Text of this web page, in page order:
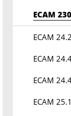
ECAM
ECAM
ECAM
ECAM
ECAM